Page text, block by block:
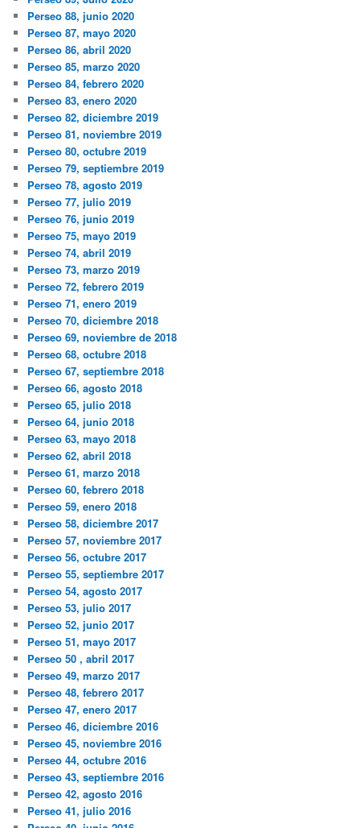
Perseo 88, junio 2020
Perseo 87, mayo 2020
Perseo 86, abril 2020
Perseo 85, marzo 2020
Perseo 84, febrero 2020
Perseo 83, enero 2020
Perseo 82, diciembre 2019
Perseo 81, noviembre 2019
Perseo 80, octubre 2019
Perseo 79, septiembre 2019
Perseo 78, agosto 2019
Perseo 77, julio 2019
Perseo 76, junio 2019
Perseo 75, mayo 2019
Perseo 74, abril 2019
Perseo 73, marzo 2019
Perseo 72, febrero 2019
Perseo 71, enero 2019
Perseo 70, diciembre 2018
Perseo 69, noviembre de 2018
Perseo 68, octubre 2018
Perseo 67, septiembre 2018
Perseo 66, agosto 2018
Perseo 65, julio 2018
Perseo 64, junio 2018
Perseo 63, mayo 2018
Perseo 62, abril 2018
Perseo 61, marzo 2018
Perseo 60, febrero 2018
Perseo 59, enero 2018
Perseo 58, diciembre 2017
Perseo 57, noviembre 2017
Perseo 56, octubre 2017
Perseo 55, septiembre 2017
Perseo 54, agosto 2017
Perseo 53, julio 2017
Perseo 52, junio 2017
Perseo 51, mayo 2017
Perseo 50 , abril 2017
Perseo 49, marzo 2017
Perseo 48, febrero 2017
Perseo 47, enero 2017
Perseo 46, diciembre 2016
Perseo 45, noviembre 2016
Perseo 44, octubre 2016
Perseo 43, septiembre 2016
Perseo 42, agosto 2016
Perseo 41, julio 2016